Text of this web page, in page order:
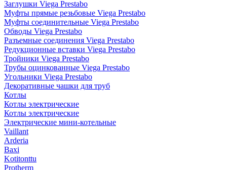
Заглушки Viega Prestabo
Муфты прямые резьбовые Viega Prestabo
Муфты соединительные Viega Prestabo
Обводы Viega Prestabo
Разъемные соединения Viega Prestabo
Редукционные вставки Viega Prestabo
Тройники Viega Prestabo
Трубы оцинкованные Viega Prestabo
Угольники Viega Prestabo
Декоративные чашки для труб
Котлы
Котлы электрические
Котлы электрические
Электрические мини-котельные
Vaillant
Arderia
Baxi
Kotitonttu
Protherm